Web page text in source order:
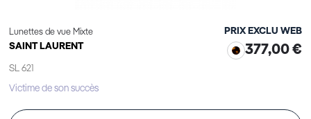
Lunettes de vue Mixte
SAINT LAURENT
SL 621
PRIX EXCLU WEB
377,00 €
Victime de son succès